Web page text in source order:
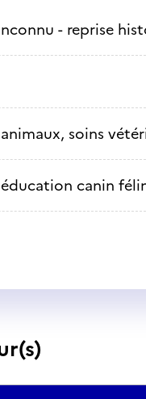
- reprise
soins
éducation canin